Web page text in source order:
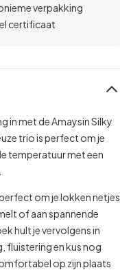
verpakking
certificaat
in met de Amaysin Silky
trio is perfect om je
temperatuur met een
om je lokken netjes
of aan spannende
hult je vervolgens in
fluistering en kus nog
op zijn plaats